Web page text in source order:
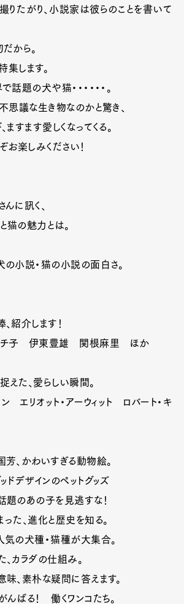
りたがり、小説家は彼らのことを書いて
から。
集します。
話題の犬や猫・・・・・・。
思議な生き物なのかと驚き、
ますます愛しくなってくる。
お楽しみください！
に訊く、
猫の魅力とは。
の小説・猫の小説の面白さ。
紹介します！
チ子 伊東豊雄 関根麻里 ほか
えた、愛らしい瞬間。
ン エリオット・アーウィット ロバート・キ
、かわいすぎる動物絵。
ドデザインのペットグッズ
題のあの子を見逃すな！
た、進化と歴史を知る。
気の犬種・猫種が大集合。
カラダの仕組み。
、素朴な疑問に答えます。
んばる！ 働くワンコたち。